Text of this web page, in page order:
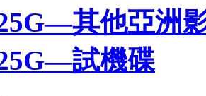
其他亞洲
試機碟